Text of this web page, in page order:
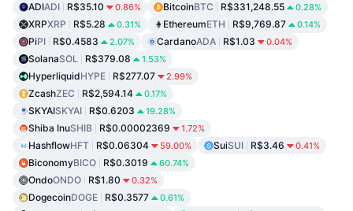
ADIADI R$35.10 0.86% BitcoinBTC R$331,248.55 0.28%
XRPXRP R$5.28 0.31% EthereumETH R$9,769.87 0.14%
PiPI R$0.4583 2.07% CardanoADA R$1.03 0.04%
SolanaSOL R$379.08 1.53%
HyperliquidHYPE R$277.07 2.99%
ZcashZEC R$2,594.14 0.17%
SKYAISKYAI R$0.6203 19.28%
Shiba InuSHIB R$0.00002369 1.72%
HashflowHFT R$0.06304 59.00% SuiSUI R$3.46 0.41%
BiconomyBICO R$0.3019 60.74%
OndoONDO R$1.80 0.32%
DogecoinDOGE R$0.3577 0.61%